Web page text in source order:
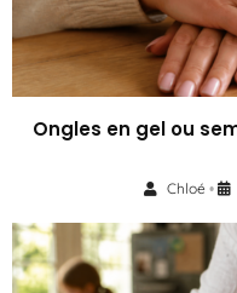
Ongles en gel ou
Chloé •